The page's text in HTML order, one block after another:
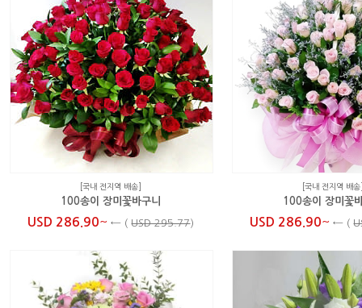
[국내 전지역 배송]
100송이 장미꽃바구니
USD 286.90~ ← (USD 295.77)
[국내 전지역 배
100송이 장미꽃
USD 286.90~ ← (